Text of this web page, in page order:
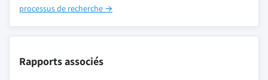
processus de recherche →
Rapports associés